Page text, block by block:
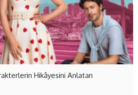
Hikâyesini Anlatan